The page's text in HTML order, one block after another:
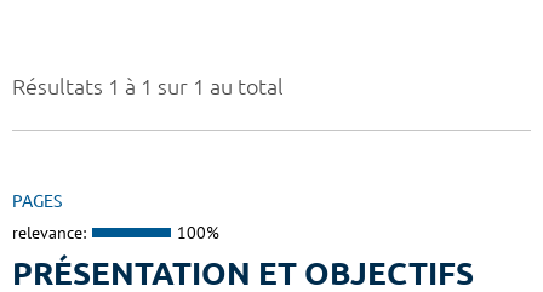
Résultats 1 à 1 sur 1 au total
PAGES
relevance: 100%
PRÉSENTATION ET OBJECTIFS